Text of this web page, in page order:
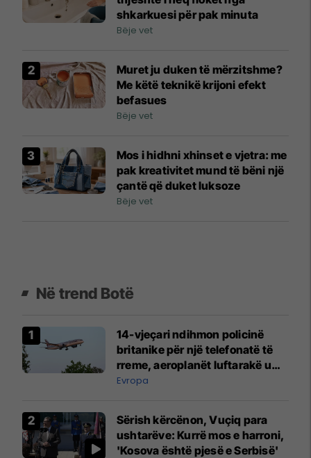
shkarkuesi për pak minuta
Bëje vet
Muret ju duken të mërzitshme?
Me këtë teknikë krijoni efekt
befasues
Bëje vet
Mos i hidhni xhinset e vjetra: me
pak kreativitet mund të bëni një
çantë që duket luksoze
Bëje vet
Në trend Botë
14-vjeçari ndihmon policinë
britanike për një telefonatë të
rreme, aeroplanët luftarakë u
ngritën në ajër për të
Mançesterit
Evropa
Sërish kërcënon, Vuçiq para
ushtarëve: Kurrë mos e harroni,
'Kosova është pjesë e Serbisë'